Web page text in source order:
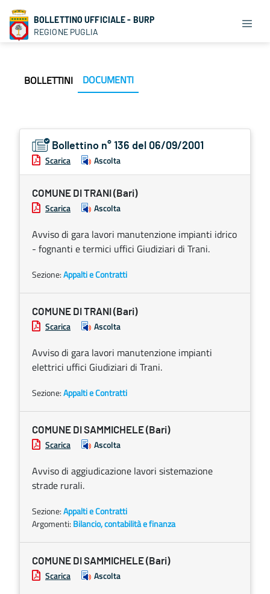
BOLLETTINO UFFICIALE - BURP
REGIONE PUGLIA
BOLLETTINI DOCUMENTI
Bollettino n° 136 del 06/09/2001
Scarica Ascolta
COMUNE DI TRANI (Bari)
Scarica Ascolta
Avviso di gara lavori manutenzione impianti idrico
- fognanti e termici uffici Giudiziari di Trani.
Sezione:Appalti e Contratti
COMUNE DI TRANI (Bari)
Scarica Ascolta
Avviso di gara lavori manutenzione impianti
elettrici uffici Giudiziari di Trani.
Sezione:Appalti e Contratti
COMUNE DI SAMMICHELE (Bari)
Scarica Ascolta
Avviso di aggiudicazione lavori sistemazione
strade rurali.
Sezione:Appalti e Contratti
Argomenti: Bilancio, contabilità e finanza
COMUNE DI SAMMICHELE (Bari)
Scarica Ascolta